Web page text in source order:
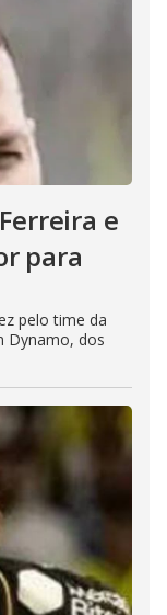
e
para
pelo time da
Dynamo, dos